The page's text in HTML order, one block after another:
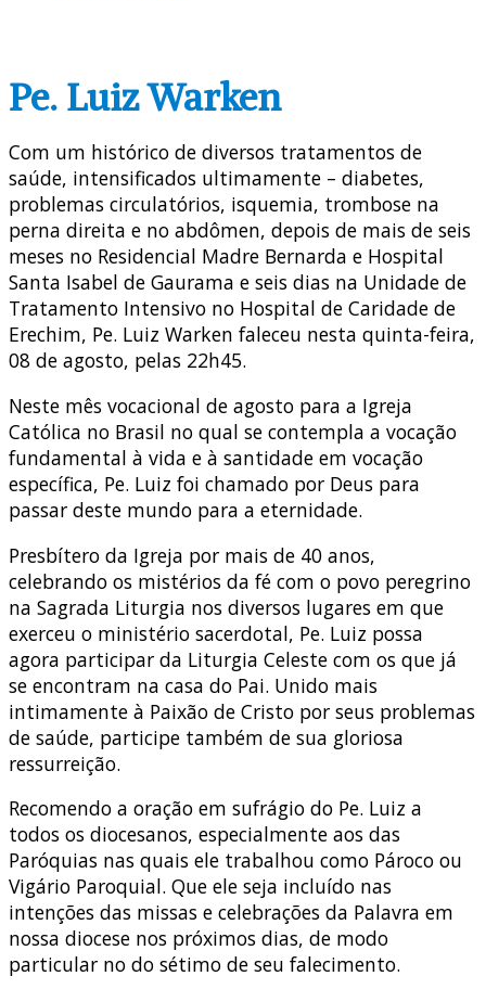
Pe. Luiz Warken
Com um histórico de diversos tratamentos de
saúde, intensificados ultimamente – diabetes,
problemas circulatórios, isquemia, trombose na
perna direita e no abdômen, depois de mais de seis
meses no Residencial Madre Bernarda e Hospital
Santa Isabel de Gaurama e seis dias na Unidade de
Tratamento Intensivo no Hospital de Caridade de
Erechim, Pe. Luiz Warken faleceu nesta quinta-feira,
08 de agosto, pelas 22h45.
Neste mês vocacional de agosto para a Igreja
Católica no Brasil no qual se contempla a vocação
fundamental à vida e à santidade em vocação
específica, Pe. Luiz foi chamado por Deus para
passar deste mundo para a eternidade.
Presbítero da Igreja por mais de 40 anos,
celebrando os mistérios da fé com o povo peregrino
na Sagrada Liturgia nos diversos lugares em que
exerceu o ministério sacerdotal, Pe. Luiz possa
agora participar da Liturgia Celeste com os que já
se encontram na casa do Pai. Unido mais
intimamente à Paixão de Cristo por seus problemas
de saúde, participe também de sua gloriosa
ressurreição.
Recomendo a oração em sufrágio do Pe. Luiz a
todos os diocesanos, especialmente aos das
Paróquias nas quais ele trabalhou como Pároco ou
Vigário Paroquial. Que ele seja incluído nas
intenções das missas e celebrações da Palavra em
nossa diocese nos próximos dias, de modo
particular no do sétimo de seu falecimento.